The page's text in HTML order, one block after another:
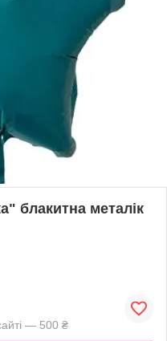
блакитна металік
— 500 ₴